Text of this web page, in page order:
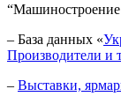
– База данных «
Производители и
– Выставки,